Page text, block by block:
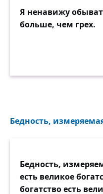
Я ненавижу
больше, чем грех.
Бедность,
Бедность,
есть великое
богатство есть